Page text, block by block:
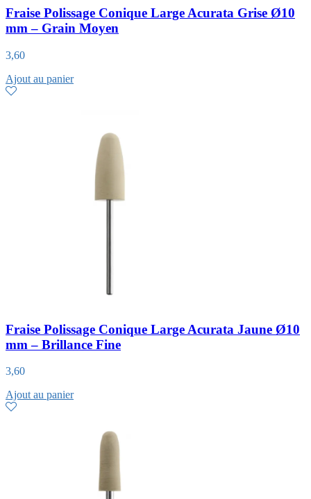
Fraise Polissage Conique Large Acurata Grise Ø10
mm – Grain Moyen
3,60
Ajout au panier
Fraise Polissage Conique Large Acurata Jaune Ø10
mm – Brillance Fine
3,60
Ajout au panier